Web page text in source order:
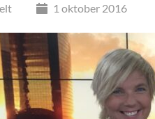
1 oktober 2016